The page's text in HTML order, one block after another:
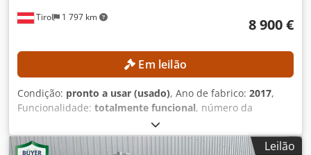
Tirol 1 797 km 8 900 €
Em leilão
Condição: pronto a usar (usado), Ano de fabrico: 2017,
Funcionalidade: totalmente funcional, número da
R17393-376-4-0
capacidade de carga:8 kg, modelo de controlador:
Yaskawa YRC1000
, fabricante de terminais de
Leilão